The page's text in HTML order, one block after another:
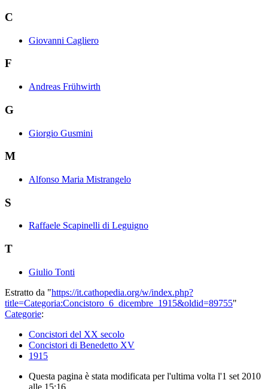
C
Giovanni Cagliero
F
Andreas Frühwirth
G
Giorgio Gusmini
M
Alfonso Maria Mistrangelo
S
Raffaele Scapinelli di Leguigno
T
Giulio Tonti
Estratto da "https://it.cathopedia.org/w/index.php?
title=Categoria:Concistoro_6_dicembre_1915&oldid=89755"
Categorie:
Concistori del XX secolo
Concistori di Benedetto XV
1915
Questa pagina è stata modificata per l'ultima volta l'1 set 2010
alle 15:16.